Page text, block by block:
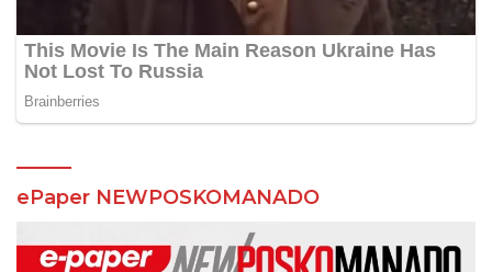
ePaper NEWPOSKOMANADO